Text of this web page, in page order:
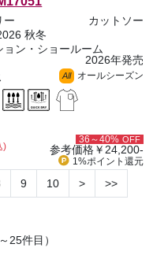
ー
カットソー
秋冬
ョン・ショールーム
2026年発売
All オールシーズン
)
36～40% OFF
参考価格￥24,200-
1%ポイント 還元
9 10 > >>
25件目）